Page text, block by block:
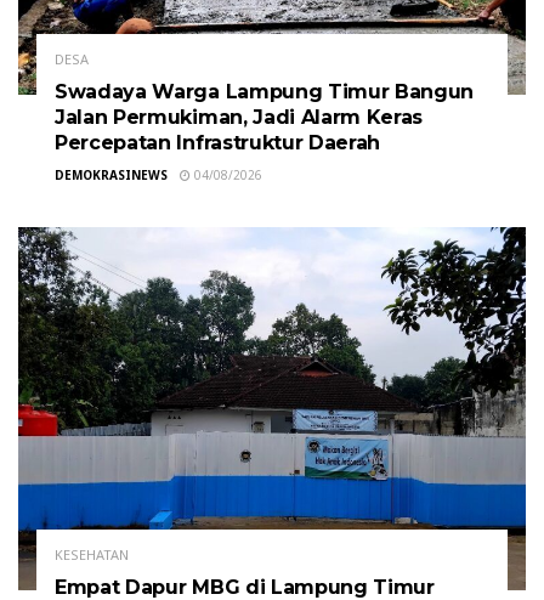
DESA
Swadaya Warga Lampung Timur Bangun
Jalan Permukiman, Jadi Alarm Keras
Percepatan Infrastruktur Daerah
DEMOKRASINEWS 04/08/2026
KESEHATAN
Empat Dapur MBG di Lampung Timur